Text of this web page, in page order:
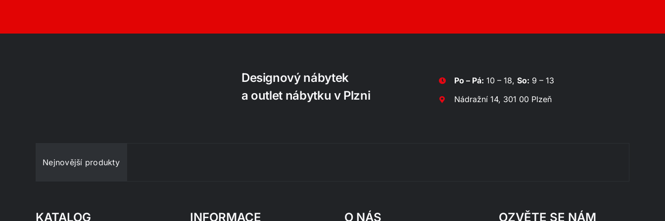
Designový nábytek
a outlet nábytku v Plzni
Po – Pá: 10 – 18,So: 9 – 13
Nádražní 14, 301 00 Plzeň
Nejnovější produkty
KATALOG INFORMACE O NÁS OZVĚTE SE NÁM